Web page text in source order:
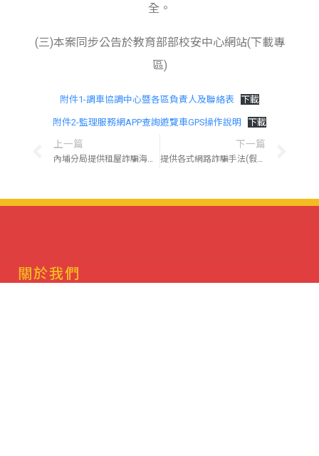
全。
(三)本案同步公告於教育部部校安中心網站(下載專
區)
附件1-調車協調中心暨各區負責人及聯絡表 下載
附件2-監理服務網APP查詢遊覽車GPS操作說明 下載
上一篇
內埔分局提供租屋詐騙海報一則，請教職員工生知悉參考，避免上當受騙！
下一篇
關於我們